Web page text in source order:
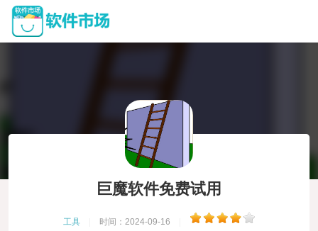
巨魔软件免费试用
工具 时间：2024-09-16